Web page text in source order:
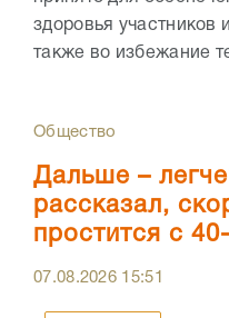
здоровья участников
также во избежание
Общество
Дальше –
рассказал,
простится с
07.08.2026 15:51